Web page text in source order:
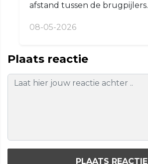
afstand tussen de brugpijlers.
08-05-2026
Plaats reactie
PLAATS REACTIE